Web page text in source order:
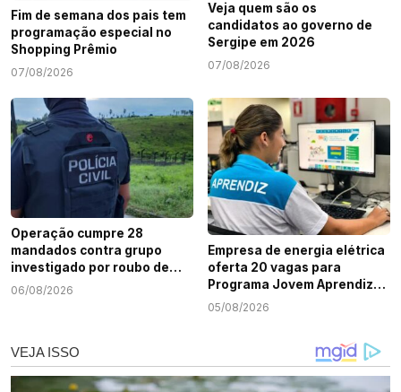
Fim de semana dos pais tem
programação especial no
Shopping Prêmio
07/08/2026
Veja quem são os
candidatos ao governo de
Sergipe em 2026
07/08/2026
Operação cumpre 28
mandados contra grupo
investigado por roubo de
cargas e tráfico de drogas
06/08/2026
Empresa de energia elétrica
oferta 20 vagas para
Programa Jovem Aprendiz
em Sergipe
05/08/2026